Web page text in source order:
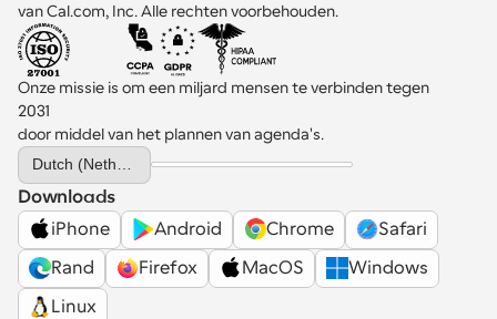
van Cal.com, Inc. Alle rechten voorbehouden.
Onze missie is om een miljard mensen te verbinden tegen
2031
door middel van het plannen van agenda's.
Select Language
Downloads
iPhone
Android Chrome
Safari
Rand
Firefox MacOS
Windows
Linux